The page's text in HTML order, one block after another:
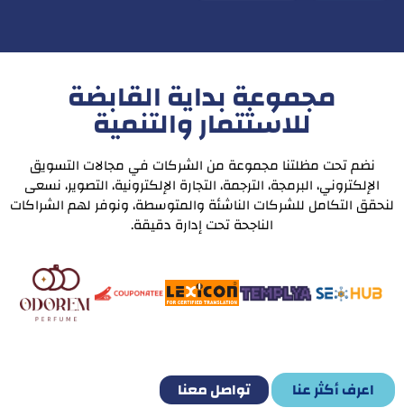
مجموعة بداية القابضة
للاسثتمار والتنمية
نضم تحت مظلتنا مجموعة من الشركات في مجالات التسويق
الإلكتروني، البرمجة، الترجمة، التجارة الإلكترونية، التصوير، نسعى
لنحقق التكامل للشركات الناشئة والمتوسطة، ونوفر لهم الشراكات
الناجحة تحت إدارة دقيقة.
اعرف أكثر عنا تواصل معنا